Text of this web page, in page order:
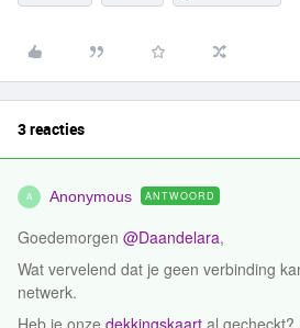
3 reacties
A Anonymous ANTWOORD
Goedemorgen @Daandelara,
Wat vervelend dat je geen verbinding
netwerk.
Heb je onze dekkingskaart al